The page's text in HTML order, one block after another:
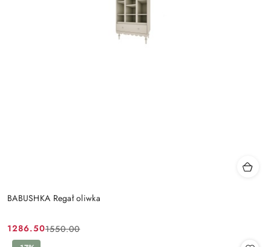
BABUSHKA Regał oliwka
Cena
1286.50
Cena
1550.00